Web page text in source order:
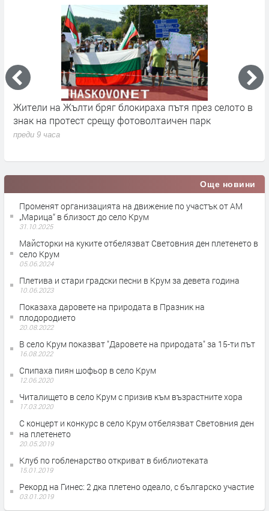
Жители на Жълти бряг блокираха пътя през селото в
знак на протест срещу фотоволтаичен парк
преди 9 часа
Още новини
Променят организацията на движение по участък от АМ
„Марица“ в близост до село Крум
31.10.2025
Майсторки на куките отбелязват Световния ден плетенето в
село Крум
05.06.2024
Плетива и стари градски песни в Крум за девета година
10.06.2023
Показаха даровете на природата в Празник на
плодородието
20.08.2022
В село Крум показват "Даровете на природата" за 15-ти път
16.08.2022
Спипаха пиян шофьор в село Крум
12.06.2020
Читалището в село Крум с призив към възрастните хора
17.03.2020
С концерт и конкурс в село Крум отбелязват Световния ден
на плетенето
20.05.2019
Клуб по гобленарство откриват в библиотеката
15.01.2019
Рекорд на Гинес: 2 дка плетено одеало, с българско участие
03.01.2019